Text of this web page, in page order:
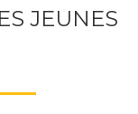
JEUNES